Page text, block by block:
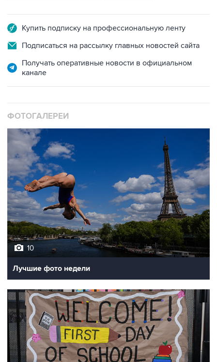
Купить подписку на профессиональную ленту
Подписаться на рассылку главных новостей сайта
Получать оперативные новости в официальном
канале
ФОТОГАЛЕРЕИ
10
Лучшие фото недели